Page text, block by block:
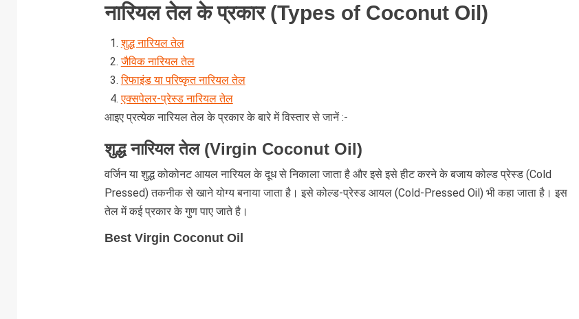
नारियल तेल के प्रकार (Types of Coconut Oil)
शुद्ध नारियल तेल
जैविक नारियल तेल
रिफाइंड या परिष्कृत नारियल तेल
एक्सपेलर-प्रेस्ड नारियल तेल
आइए प्रत्येक नारियल तेल के प्रकार के बारे में विस्तार से जानें :-
शुद्ध नारियल तेल (Virgin Coconut Oil)
वर्जिन या शुद्ध कोकोनट आयल नारियल के दूध से निकाला जाता है और इसे इसे हीट करने के बजाय कोल्ड प्रेस्ड (Cold
Pressed) तकनीक से खाने योग्य बनाया जाता है। इसे कोल्ड-प्रेस्ड आयल (Cold-Pressed Oil) भी कहा जाता है। इस
तेल में कई प्रकार के गुण पाए जाते है।
Best Virgin Coconut Oil